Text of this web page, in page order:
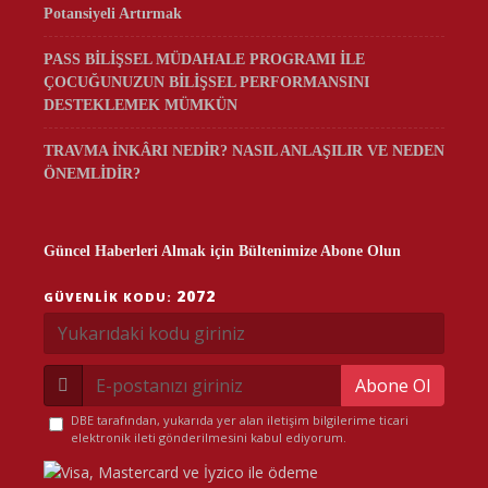
Potansiyeli Artırmak
PASS BİLİŞSEL MÜDAHALE PROGRAMI İLE
ÇOCUĞUNUZUN BİLİŞSEL PERFORMANSINI
DESTEKLEMEK MÜMKÜN
TRAVMA İNKÂRI NEDİR? NASIL ANLAŞILIR VE NEDEN
ÖNEMLİDİR?
Güncel Haberleri Almak için Bültenimize Abone Olun
GÜVENLIK KODU: 2072
Abone Ol
DBE tarafından, yukarıda yer alan iletişim bilgilerime ticari
elektronik ileti gönderilmesini kabul ediyorum.